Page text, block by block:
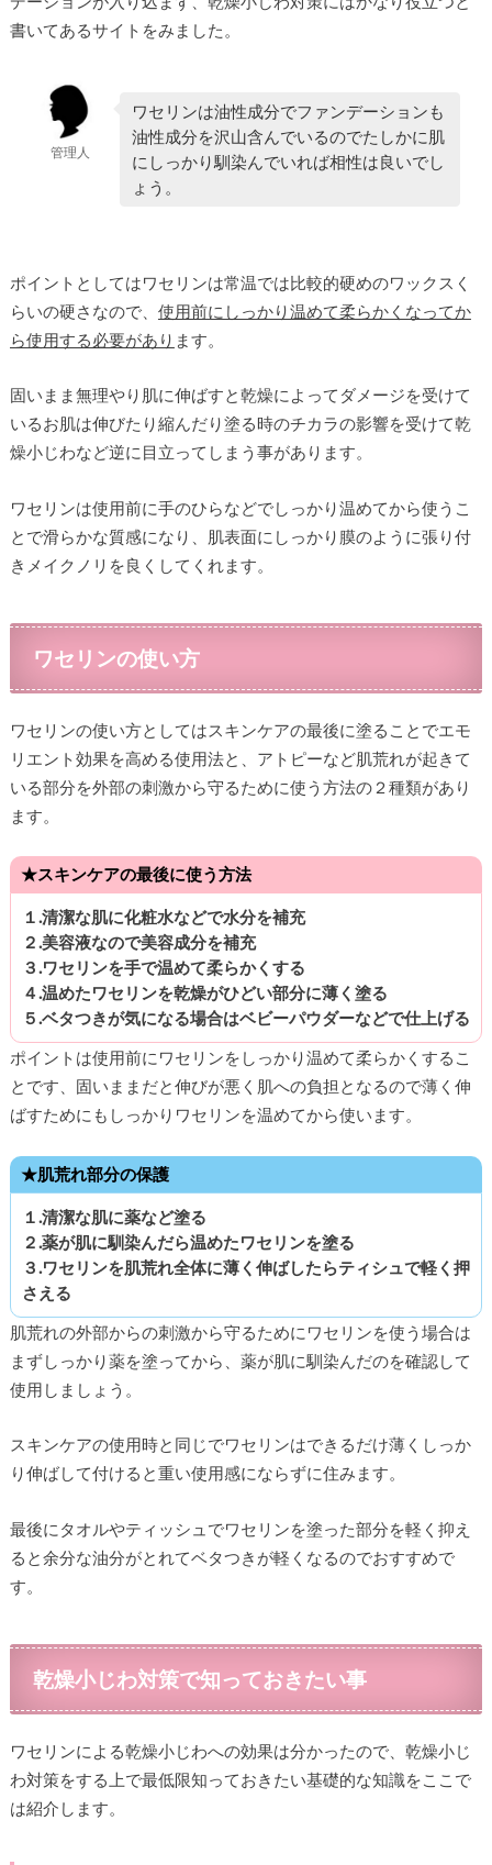
書いてあるサイトをみました。
管理人
ワセリンは油性成分でファンデーションも
油性成分を沢山含んでいるのでたしかに肌
にしっかり馴染んでいれば相性は良いでし
ょう。
ポイントとしてはワセリンは常温では比較的硬めのワックスく
らいの硬さなので、 使用前にしっかり温めて柔らかくなってか
ら使用する必要があり ます。
固いまま無理やり肌に伸ばすと乾燥によってダメージを受けて
いるお肌は伸びたり縮んだり塗る時のチカラの影響を受けて乾
燥小じわなど逆に目立ってしまう事があります。
ワセリンは使用前に手のひらなどでしっかり温めてから使うこ
とで滑らかな質感になり、肌表面にしっかり膜のように張り付
きメイクノリを良くしてくれます。
ワセリンの使い方
ワセリンの使い方としてはスキンケアの最後に塗ることでエモ
リエント効果を高める使用法と、アトピーなど肌荒れが起きて
いる部分を外部の刺激から守るために使う方法の２種類があり
ます。
★スキンケアの最後に使う方法
１.清潔な肌に化粧水などで水分を補充
２.美容液なので美容成分を補充
３.ワセリンを手で温めて柔らかくする
４.温めたワセリンを乾燥がひどい部分に薄く塗る
５.ベタつきが気になる場合はベビーパウダーなどで仕上げる
ポイントは使用前にワセリンをしっかり温めて柔らかくするこ
とです、固いままだと伸びが悪く肌への負担となるので薄く伸
ばすためにもしっかりワセリンを温めてから使います。
★肌荒れ部分の保護
１.清潔な肌に薬など塗る
２.薬が肌に馴染んだら温めたワセリンを塗る
３.ワセリンを肌荒れ全体に薄く伸ばしたらティシュで軽く押
さえる
肌荒れの外部からの刺激から守るためにワセリンを使う場合は
まずしっかり薬を塗ってから、薬が肌に馴染んだのを確認して
使用しましょう。
スキンケアの使用時と同じでワセリンはできるだけ薄くしっか
り伸ばして付けると重い使用感にならずに住みます。
最後にタオルやティッシュでワセリンを塗った部分を軽く抑え
ると余分な油分がとれてベタつきが軽くなるのでおすすめで
す。
乾燥小じわ対策で知っておきたい事
ワセリンによる乾燥小じわへの効果は分かったので、乾燥小じ
わ対策をする上で最低限知っておきたい基礎的な知識をここで
は紹介します。